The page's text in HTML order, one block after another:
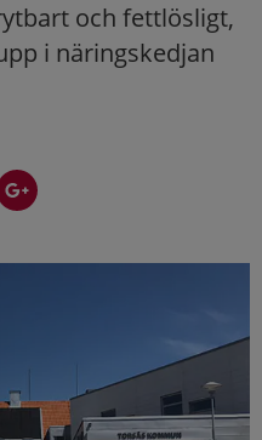
och fettlösligt,
i näringskedjan